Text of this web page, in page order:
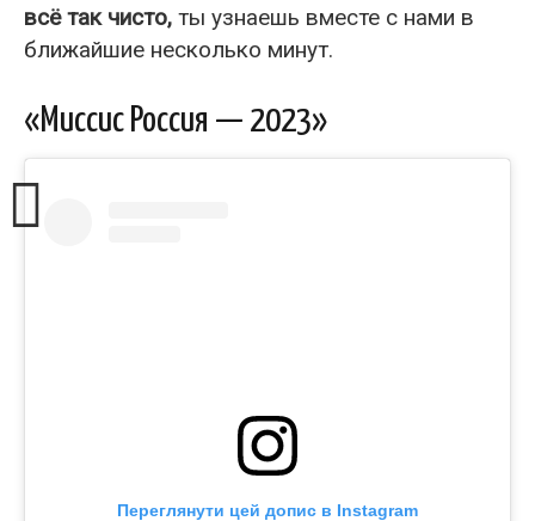
всё так чисто, ты узнаешь вместе с нами в
ближайшие несколько минут.
«Миссис Россия — 2023»
Переглянути цей допис в Instagram